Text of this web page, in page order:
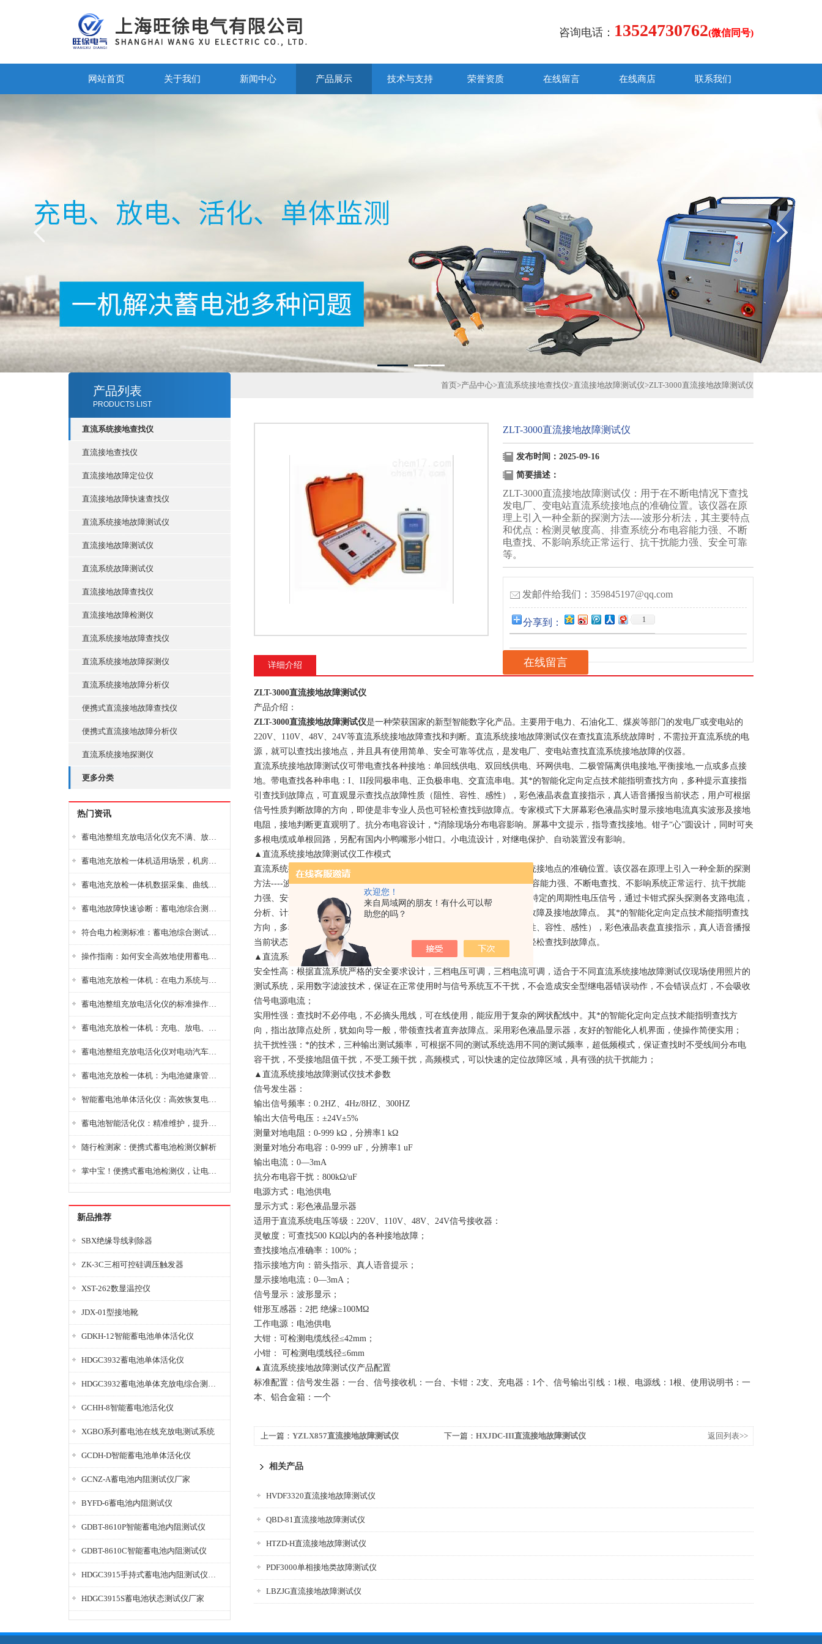
欢迎您！
来自局域网的朋友！有什么可以帮
助您的吗？
咨询电话： 13524730762(微信同号)
网站首页 关于我们 新闻中心 产品展示 技术与支持 荣誉资质 在线留言 在线商店 联系我们
1 2
产品列表
PRODUCTS LIST
直流系统接地查找仪
直流接地查找仪
直流接地故障定位仪
直流接地故障快速查找仪
直流系统接地故障测试仪
直流接地故障测试仪
直流系统故障测试仪
直流接地故障查找仪
直流接地故障检测仪
直流系统接地故障查找仪
直流系统接地故障探测仪
直流系统接地故障分析仪
便携式直流接地故障查找仪
便携式直流接地故障分析仪
直流系统接地探测仪
更多分类
热门资讯
蓄电池整组充放电活化仪充不满、放不完怎么办？
蓄电池充放检一体机适用场景，机房基站变电站铅酸蓄电池维护检测应用
蓄电池充放检一体机数据采集、曲线分析与电池健康状态智能评估功能详解
蓄电池故障快速诊断：蓄电池综合测试仪判断落后电池的方法与标准
符合电力检测标准：蓄电池综合测试仪测试规范与精度校准方法详解
操作指南：如何安全高效地使用蓄电池智能活化仪？
蓄电池充放检一体机：在电力系统与储能设备中的创新应用，确保蓄电池性能与可靠性
蓄电池整组充放电活化仪的标准操作流程：从接线设置到充放电参数设定的安全规范
蓄电池充放检一体机：充电、放电、检测三功能集成设备
蓄电池整组充放电活化仪对电动汽车电池有帮助吗？
蓄电池充放检一体机：为电池健康管理提供一站式解决方案
智能蓄电池单体活化仪：高效恢复电池性能，延长蓄电池使用寿命
蓄电池智能活化仪：精准维护，提升电池健康状态
随行检测家：便携式蓄电池检测仪解析
掌中宝！便携式蓄电池检测仪，让电池检测变得简单又快捷！
新品推荐
SBX绝缘导线剥除器
ZK-3C三相可控硅调压触发器
XST-262数显温控仪
JDX-01型接地靴
GDKH-12智能蓄电池单体活化仪
HDGC3932蓄电池单体活化仪
HDGC3932蓄电池单体充放电综合测试仪
GCHH-8智能蓄电池活化仪
XGBO系列蓄电池在线充放电测试系统
GCDH-D智能蓄电池单体活化仪
GCNZ-A蓄电池内阻测试仪厂家
BYFD-6蓄电池内阻测试仪
GDBT-8610P智能蓄电池内阻测试仪
GDBT-8610C智能蓄电池内阻测试仪
HDGC3915手持式蓄电池内阻测试仪厂家
HDGC3915S蓄电池状态测试仪厂家
首页>产品中心>直流系统接地查找仪>直流接地故障测试仪>ZLT-3000直流接地故障测试仪
ZLT-3000直流接地故障测试仪
发布时间：2025-09-16
简要描述：
ZLT-3000直流接地故障测试仪：用于在不断电情况下查找
发电厂、变电站直流系统接地点的准确位置。该仪器在原
理上引入一种全新的探测方法----波形分析法，其主要特点
和优点：检测灵敏度高、排查系统分布电容能力强、不断
电查找、不影响系统正常运行、抗干扰能力强、安全可靠
等。
发邮件给我们：359845197@qq.com
分享到： 1
在线留言
详细介绍
ZLT-3000直流接地故障测试仪
产品介绍：
ZLT-3000直流接地故障测试仪是一种荣获国家的新型智能数字化产品。主要用于电力、石油化工、煤炭等部门的发电厂或变电站的
220V、110V、48V、24V等直流系统接地故障查找和判断。直流系统接地故障测试仪在查找直流系统故障时，不需拉开直流系统的电
源，就可以查找出接地点，并且具有使用简单、安全可靠等优点，是发电厂、变电站查找直流系统接地故障的仪器。
直流系统接地故障测试仪可带电查找各种接地：单回线供电、双回线供电、环网供电、二极管隔离供电接地,平衡接地,一点或多点接
地。带电查找各种串电：I、II段同极串电、正负极串电、交直流串电。其*的智能化定向定点技术能指明查找方向，多种提示直接指
引查找到故障点，可直观显示查找点故障性质（阻性、容性、感性），彩色液晶表盘直接指示，真人语音播报当前状态，用户可根据
信号性质判断故障的方向，即使是非专业人员也可轻松查找到故障点。专家模式下大屏幕彩色液晶实时显示接地电流真实波形及接地
电阻，接地判断更直观明了。抗分布电容设计，*消除现场分布电容影响。屏幕中文提示，指导查找接地。钳子“心”圆设计，同时可夹
多根电缆或单根回路，另配有国内小鸭嘴形小钳口。小电流设计，对继电保护、自动装置没有影响。
▲直流系统接地故障测试仪工作模式
直流系统接地故障测试仪用于在不断电情况下查找发电厂、变电站直流系统接地点的准确位置。该仪器在原理上引入一种全新的探测
方法----波形分析法，其主要特点和优点：检测灵敏度高、排查系统分布电容能力强、不断电查找、不影响系统正常运行、抗干扰能
力强、安全可靠等。 波形分析法，就是利用在直流母线与地之间加入一种特定的周期性电压信号，通过卡钳式探头探测各支路电流，
分析、计算电流信号基波与谐波的相位及相位差，进而判断是否存在接地故障及接地故障点。 其*的智能化定向定点技术能指明查找
方向，多种提示直接指引查找到故障点，可直观显示查找点故障性质（阻性、容性、感性），彩色液晶表盘直接指示，真人语音播报
当前状态，用户可根据信号性质判断故障的方向，即使是非专业人员也可轻松查找到故障点。
▲直流系统接地故障测试仪功能特点
安全性高：根据直流系统严格的安全要求设计，三档电压可调，三档电流可调，适合于不同直流系统接地故障测试仪现场使用照片的
测试系统，采用数字滤波技术，保证在正常使用时与信号系统互不干扰，不会造成安全型继电器错误动作，不会错误点灯，不会吸收
信号电源电流；
实用性强：查找时不必停电，不必摘头甩线，可在线使用，能应用于复杂的网状配线中。其*的智能化定向定点技术能指明查找方
向，指出故障点处所，犹如向导一般，带领查找者直奔故障点。采用彩色液晶显示器，友好的智能化人机界面，使操作简便实用；
抗干扰性强：*的技术，三种输出测试频率，可根据不同的测试系统选用不同的测试频率，超低频模式，保证查找时不受线间分布电
容干扰，不受接地阻值干扰，不受工频干扰，高频模式，可以快速的定位故障区域，具有强的抗干扰能力；
▲直流系统接地故障测试仪技术参数
信号发生器：
输出信号频率：0.2HZ、4Hz/8HZ、300HZ
输出大信号电压：±24V±5%
测量对地电阻：0-999 kΩ，分辨率1 kΩ
测量对地分布电容：0-999 uF，分辨率1 uF
输出电流：0—3mA
抗分布电容干扰：800kΩ/uF
电源方式：电池供电
显示方式：彩色液晶显示器
适用于直流系统电压等级：220V、110V、48V、24V信号接收器：
灵敏度：可查找500 KΩ以内的各种接地故障；
查找接地点准确率：100%；
指示接地方向：箭头指示、真人语音提示；
显示接地电流：0—3mA；
信号显示：波形显示；
钳形互感器：2把 绝缘≥100MΩ
工作电源：电池供电
大钳：可检测电缆线径≤42mm；
小钳： 可检测电缆线径≤6mm
▲直流系统接地故障测试仪产品配置
标准配置：信号发生器：一台、信号接收机：一台、卡钳：2支、充电器：1个、信号输出引线：1根、电源线：1根、使用说明书：一
本、铝合金箱：一个
上一篇： YZLX857直流接地故障测试仪 下一篇： HXJDC-III直流接地故障测试仪 返回列表>>
相关产品
HVDF3320直流接地故障测试仪
QBD-81直流接地故障测试仪
HTZD-H直流接地故障测试仪
PDF3000单相接地类故障测试仪
LBZJG直流接地故障测试仪